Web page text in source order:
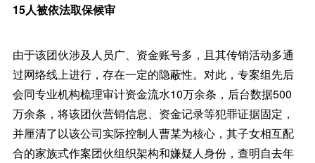
15人被依法取保候审
由于该团伙涉及人员广、资金账号多，且其传销活动多通
过网络线上进行，存在一定的隐蔽性。对此，专案组先后
会同专业机构梳理审计资金流水10万余条，后台数据500
万余条，将该团伙营销信息、资金记录等犯罪证据固定，
并厘清了以该公司实际控制人曹某为核心，其子女相互配
合的家族式作案团伙组织架构和嫌疑人身份，查明自去年